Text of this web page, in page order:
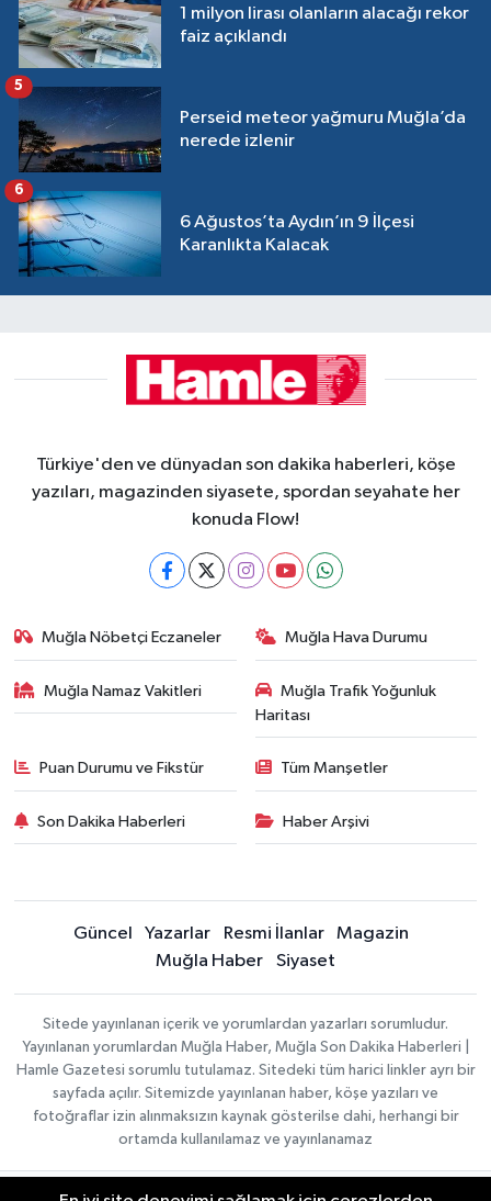
1 milyon lirası olanların alacağı rekor
faiz açıklandı
Perseid meteor yağmuru Muğla’da
nerede izlenir
5
6 Ağustos’ta Aydın’ın 9 İlçesi
Karanlıkta Kalacak
6
Türkiye'den ve dünyadan son dakika haberleri, köşe
yazıları, magazinden siyasete, spordan seyahate her
konuda Flow!
Muğla Nöbetçi Eczaneler Muğla Hava Durumu
Muğla Namaz Vakitleri
Muğla Trafik Yoğunluk
Haritası
Puan Durumu ve Fikstür Tüm Manşetler
Son Dakika Haberleri Haber Arşivi
Güncel Yazarlar Resmi İlanlar
Magazin
Muğla Haber
Siyaset
Sitede yayınlanan içerik ve yorumlardan yazarları sorumludur.
Yayınlanan yorumlardan Muğla Haber, Muğla Son Dakika Haberleri |
Hamle Gazetesi sorumlu tutulamaz. Sitedeki tüm harici linkler ayrı bir
sayfada açılır. Sitemizde yayınlanan haber, köşe yazıları ve
fotoğraflar izin alınmaksızın kaynak gösterilse dahi, herhangi bir
ortamda kullanılamaz ve yayınlanamaz